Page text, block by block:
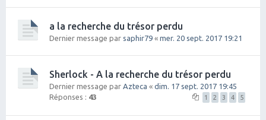
a la recherche du trésor perdu
Dernier message par saphir79 « mer. 20 sept. 2017 19:21
Sherlock - A la recherche du trésor perdu
Dernier message par Azteca « dim. 17 sept. 2017 19:45
Réponses : 43 1 2 3 4 5